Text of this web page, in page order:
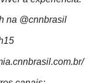
na @cnnbrasil